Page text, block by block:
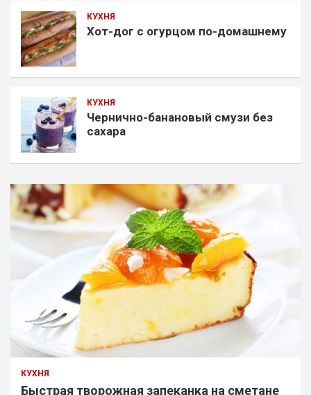
КУХНЯ
Хот-дог с огурцом по-домашнему
КУХНЯ
Чернично-банановый смузи без
сахара
КУХНЯ
Быстрая творожная запеканка на сметане